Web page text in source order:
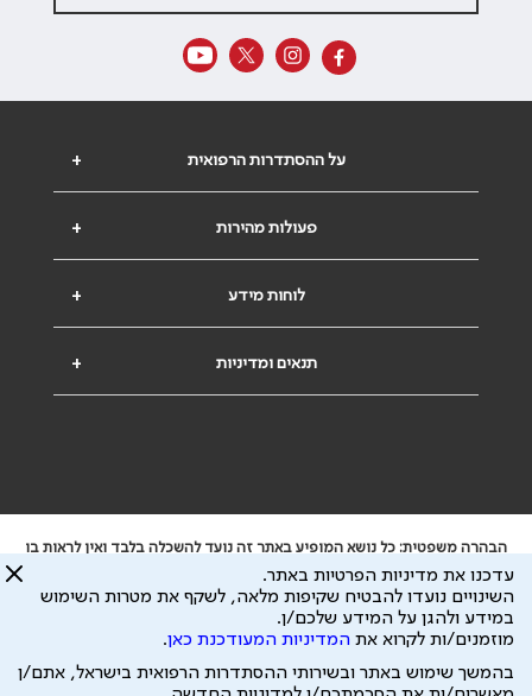
+ על ההסתדרות הרפואית
+ פעולות מהירות
+ לוחות מידע
+ תנאים ומדיניות
הבהרה משפטית: כל נושא המופיע באתר זה נועד להשכלה בלבד ואין לראות בו
ייעוץ רפואי או משפטי. אין הר"י אחראית לתוכן המתפרסם באתר זה ולכל נזק
שעלול להיגרם.
ידוע לי שהר"י אוספת ושומרת מידע אישי לצורך מתן השרות וכי חלק ממנו עשוי
להיות מועבר לצדדים שלישיים, הכל בכפוף למדיניות הפרטיות
פיתוח ע"י עיצוב ע"י
עדכנו את מדיניות הפרטיות באתר.
השינויים נועדו להבטיח שקיפות מלאה, לשקף את מטרות השימוש
במידע ולהגן על המידע שלכם/ן.
מוזמנים/ות לקרוא את המדיניות המעודכנת כאן.
בהמשך שימוש באתר ובשירותי ההסתדרות הרפואית בישראל, אתם/ן